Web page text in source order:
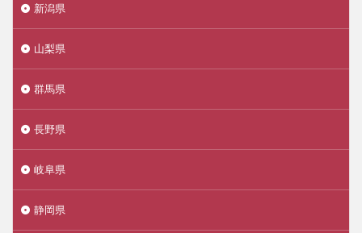
新潟県
山梨県
群馬県
長野県
岐阜県
静岡県